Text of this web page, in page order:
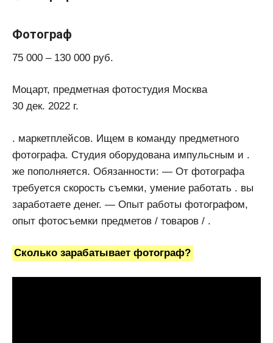
Фотограф
75 000 – 130 000 руб.
Моцарт, предметная фотостудия Москва
30 дек. 2022 г.
. маркетплейсов. Ищем в команду предметного
фотографа. Студия оборудована импульсным и .
же пополняется. Обязанности: — От фотографа
требуется скорость съемки, умение работать . вы
заработаете денег. — Опыт работы фотографом,
опыт фотосъемки предметов / товаров / .
Сколько зарабатывает фотограф?